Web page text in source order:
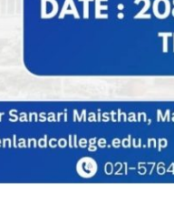
आर्मी , पुलिस र
क्रमश : ५ लाख , ३ लाख